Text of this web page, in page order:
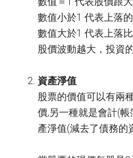
數值小於1 代表上落
數值大於1 代表上落比
股價波動越大，投資
資產淨值
股票的價值可以有兩
價,另一種就是會計(
產淨值(減去了債務的